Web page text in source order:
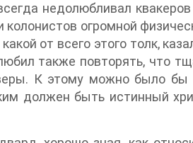
недолюбливал
колонистов огромной
от всего этого толк,
также повторять, что
К этому можно было бы
должен быть истинный